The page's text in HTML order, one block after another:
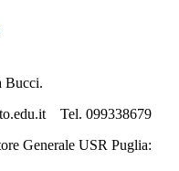
Bucci.
Tel. 099338679
Generale USR Puglia: